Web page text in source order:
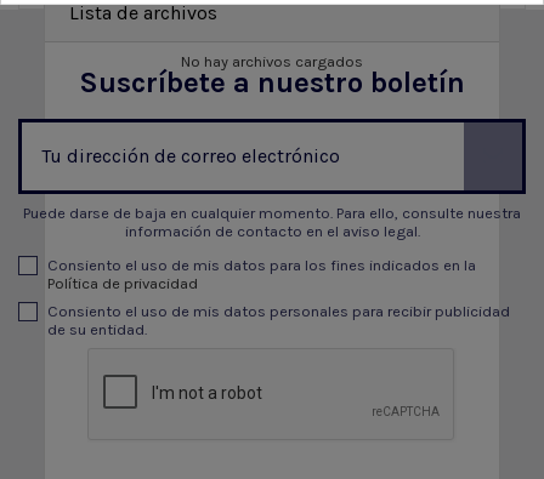
Lista de archivos
No hay archivos cargados
Suscríbete a nuestro boletín
Puede darse de baja en cualquier momento. Para ello, consulte nuestra
información de contacto en el aviso legal.
Consiento el uso de mis datos para los fines indicados en la
Política de privacidad
Consiento el uso de mis datos personales para recibir publicidad
de su entidad.